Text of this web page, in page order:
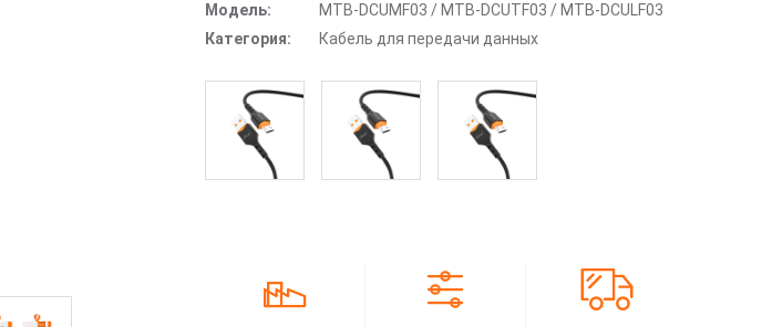
Модель:
MTB-DCUMF03 / MTB-DCUTF03 / MTB-DCULF03
Категория:
Кабель для передачи данных